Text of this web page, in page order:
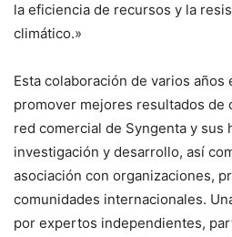
la eficiencia de recursos y la
climático.»
Esta colaboración de varios años
promover mejores resultados de
red comercial de Syngenta y sus
investigación y desarrollo, así
asociación con organizaciones,
comunidades internacionales.
por expertos independientes,